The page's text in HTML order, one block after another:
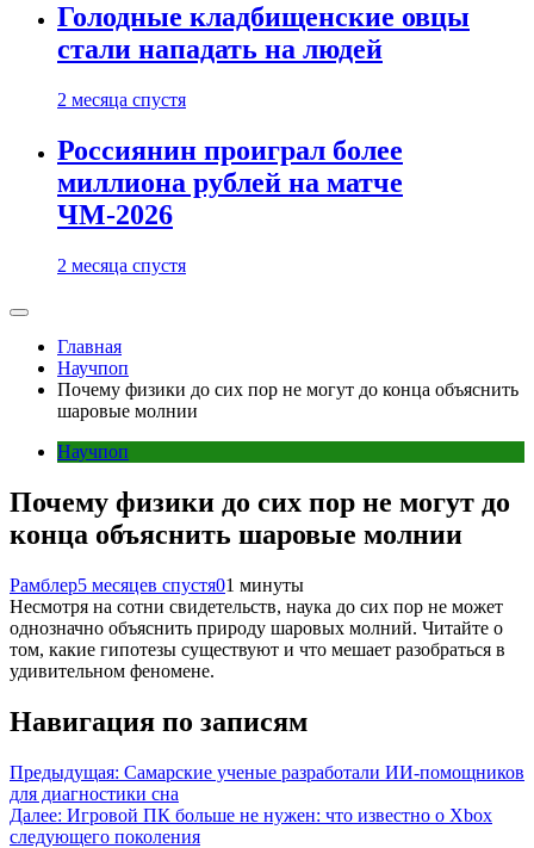
Голодные кладбищенские овцы
стали нападать на людей
2 месяца спустя
Россиянин проиграл более
миллиона рублей на матче
ЧМ-2026
2 месяца спустя
Главная
Научпоп
Почему физики до сих пор не могут до конца объяснить
шаровые молнии
Научпоп
Почему физики до сих пор не могут до
конца объяснить шаровые молнии
Рамблер5 месяцев спустя01 минуты
Несмотря на сотни свидетельств, наука до сих пор не может
однозначно объяснить природу шаровых молний. Читайте о
том, какие гипотезы существуют и что мешает разобраться в
удивительном феномене.
Навигация по записям
Предыдущая: Самарские ученые разработали ИИ-помощников
для диагностики сна
Далее: Игровой ПК больше не нужен: что известно о Xbox
следующего поколения